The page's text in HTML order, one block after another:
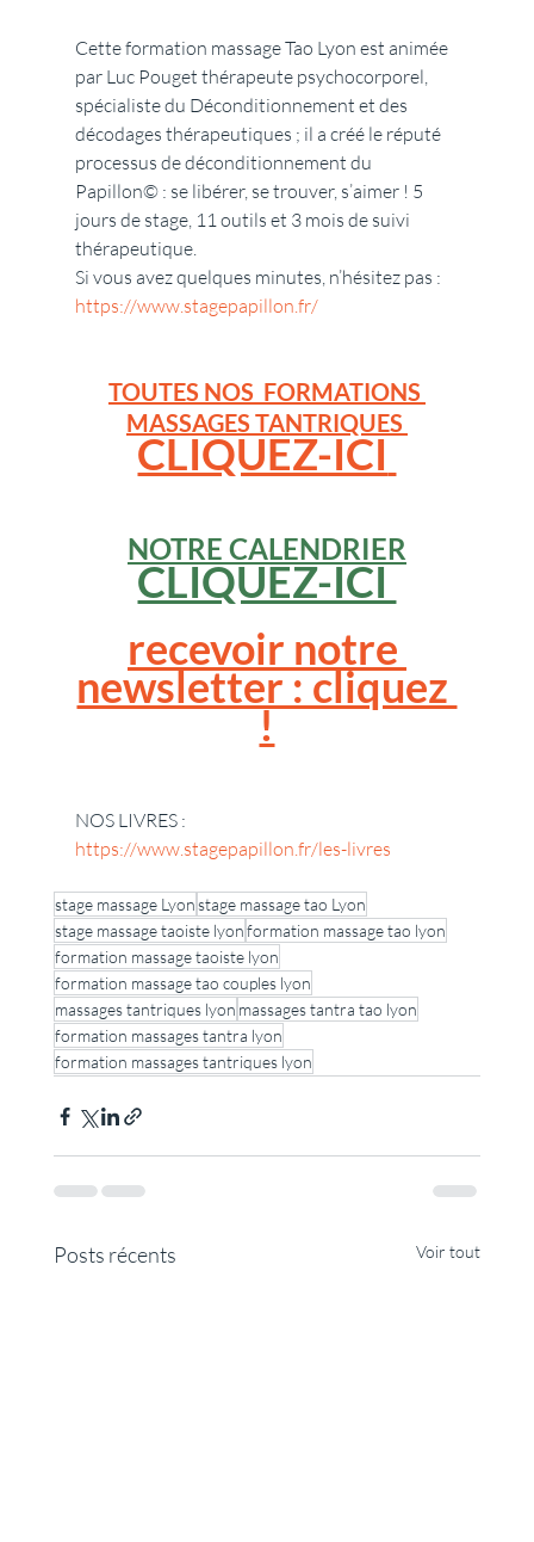
Cette formation massage Tao Lyon est animée
par Luc Pouget thérapeute psychocorporel,
spécialiste du Déconditionnement et des
décodages thérapeutiques ; il a créé le réputé
processus de déconditionnement du
Papillon© : se libérer, se trouver, s’aimer ! 5
jours de stage, 11 outils et 3 mois de suivi
thérapeutique.
Si vous avez quelques minutes, n’hésitez pas :
https://www.stagepapillon.fr/
TOUTES NOS  FORMATIONS
MASSAGES TANTRIQUES
CLIQUEZ-ICI
NOTRE CALENDRIER
CLIQUEZ-ICI
recevoir notre
newsletter : cliquez
!
NOS LIVRES :
https://www.stagepapillon.fr/les-livres
stage massage Lyonstage massage tao Lyon
stage massage taoiste lyonformation massage tao lyon
formation massage taoiste lyon
formation massage tao couples lyon
massages tantriques lyon massages tantra tao lyon
formation massages tantra lyon
formation massages tantriques lyon
Posts récents Voir tout